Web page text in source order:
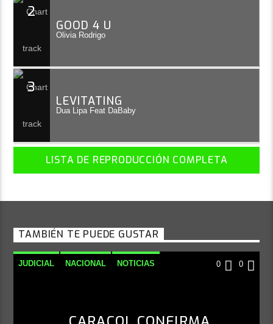
2
GOOD 4 U
Olivia Rodrigo
3
LEVITATING
Dua Lipa Feat DaBaby
LISTA DE REPRODUCCIÓN COMPLETA
TAMBIÉN TE PUEDE GUSTAR
JUDICIAL NACIONAL NOTICIAS 0 0